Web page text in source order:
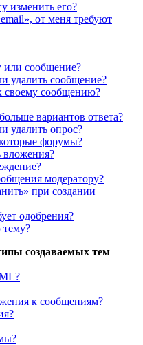
изменить его?
от меня требуют
или сообщение?
удалить сообщение?
своему сообщению?
вариантов ответа?
удалить опрос?
форумы?
вложения?
модератору?
при создании
одобрения?
создаваемых тем
к сообщениям?